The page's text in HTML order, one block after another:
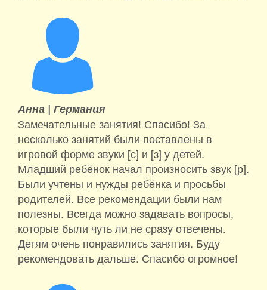
Анна | Германия
Замечательные занятия! Спасибо! За
несколько занятий были поставлены в
игровой форме звуки [с] и [з] у детей.
Младший ребёнок начал произносить звук [р].
Были учтены и нужды ребёнка и просьбы
родителей. Все рекомендации были нам
полезны. Всегда можно задавать вопросы,
которые были чуть ли не сразу отвечены.
Детям очень понравились занятия. Буду
рекомендовать дальше. Спасибо огромное!